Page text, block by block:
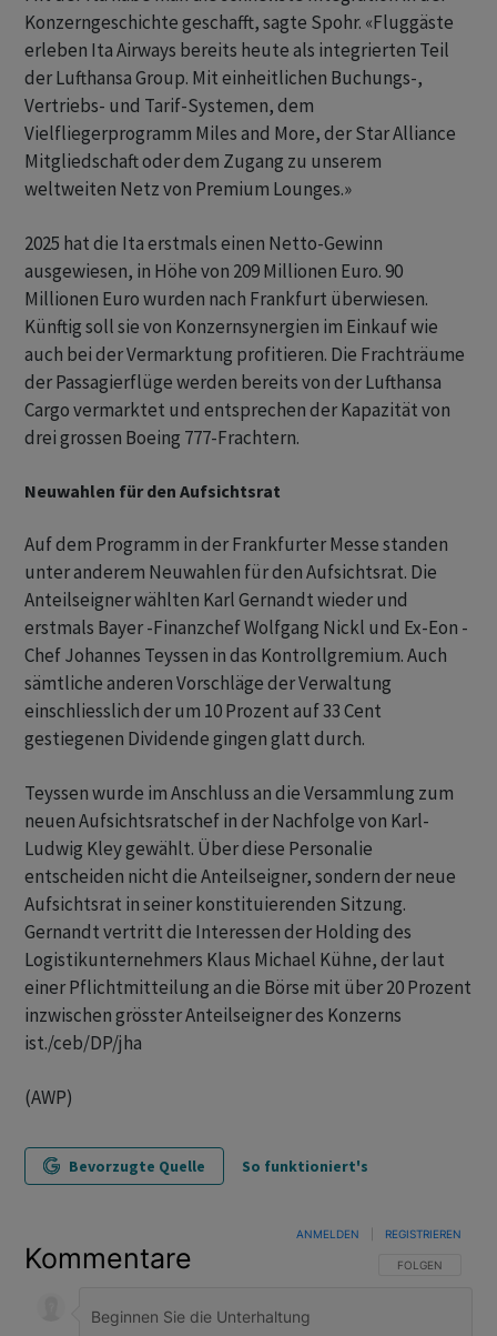
Konzerngeschichte geschafft, sagte Spohr. «Fluggäste
erleben Ita Airways bereits heute als integrierten Teil
der Lufthansa Group. Mit einheitlichen Buchungs-,
Vertriebs- und Tarif-Systemen, dem
Vielfliegerprogramm Miles and More, der Star Alliance
Mitgliedschaft oder dem Zugang zu unserem
weltweiten Netz von Premium Lounges.»
2025 hat die Ita erstmals einen Netto-Gewinn
ausgewiesen, in Höhe von 209 Millionen Euro. 90
Millionen Euro wurden nach Frankfurt überwiesen.
Künftig soll sie von Konzernsynergien im Einkauf wie
auch bei der Vermarktung profitieren. Die Frachträume
der Passagierflüge werden bereits von der Lufthansa
Cargo vermarktet und entsprechen der Kapazität von
drei grossen Boeing 777-Frachtern.
Neuwahlen für den Aufsichtsrat
Auf dem Programm in der Frankfurter Messe standen
unter anderem Neuwahlen für den Aufsichtsrat. Die
Anteilseigner wählten Karl Gernandt wieder und
erstmals Bayer -Finanzchef Wolfgang Nickl und Ex-Eon -
Chef Johannes Teyssen in das Kontrollgremium. Auch
sämtliche anderen Vorschläge der Verwaltung
einschliesslich der um 10 Prozent auf 33 Cent
gestiegenen Dividende gingen glatt durch.
Teyssen wurde im Anschluss an die Versammlung zum
neuen Aufsichtsratschef in der Nachfolge von Karl-
Ludwig Kley gewählt. Über diese Personalie
entscheiden nicht die Anteilseigner, sondern der neue
Aufsichtsrat in seiner konstituierenden Sitzung.
Gernandt vertritt die Interessen der Holding des
Logistikunternehmers Klaus Michael Kühne, der laut
einer Pflichtmitteilung an die Börse mit über 20 Prozent
inzwischen grösster Anteilseigner des Konzerns
ist./ceb/DP/jha
(AWP)
Bevorzugte Quelle So funktioniert's
Kommentare FOLGE DIESER
FOLGEN
ANMELDEN REGISTRIEREN